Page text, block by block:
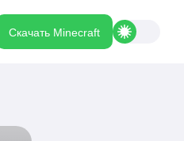
Скачать Minecraft